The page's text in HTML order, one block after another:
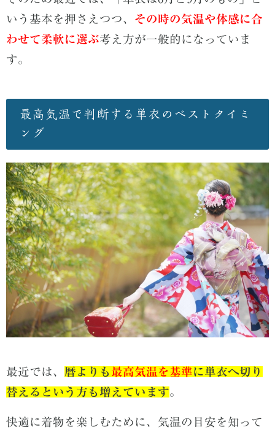
いう基本を押さえつつ、 その時の気温や体感に合
わせて柔軟に選ぶ考え方が一般的になっていま
す。
最高気温で判断する単衣のベストタイミ
ング
最近では、 暦よりも 最高気温を基準に単衣へ切り
替えるという方も増えています。
快適に着物を楽しむために、気温の目安を知って